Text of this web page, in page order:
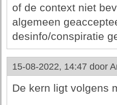
of de context niet
algemeen
desinfo/conspiratie
15-08-2022, 14:47 door
De kern ligt volgens